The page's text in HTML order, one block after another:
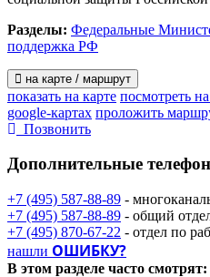
Разделы: Федеральные
поддержка РФ
на карте / маршрут
показать на карте посмотреть
google-картах проложить
Позвонить
Дополнительные
+7 (495) 587-88-89 -
+7 (495) 587-88-89 - общий
+7 (495) 870-67-22 - отдел по
нашли ОШИБКУ?
В этом разделе часто смотрят: